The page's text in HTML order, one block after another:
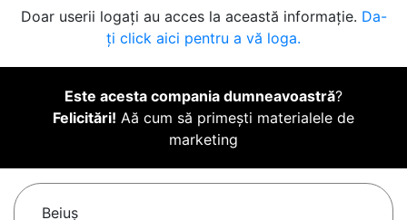
Doar userii logați au acces la această informație. Da-
ți click aici pentru a vă loga.
Este acesta compania dumneavoastră?
Felicitări! Aă cum să primești materialele de
marketing
Beiuş